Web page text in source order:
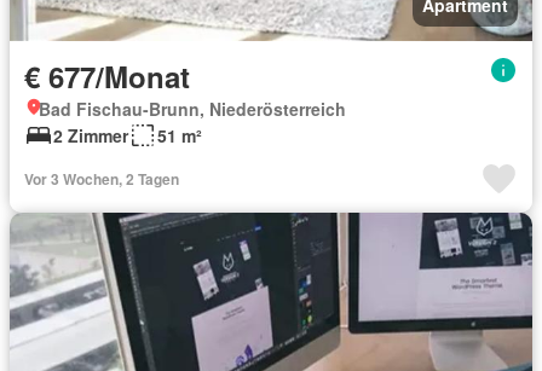
Apartment
€ 677/Monat
Bad Fischau-Brunn, Niederösterreich
2 Zimmer
51 m²
Vor 3 Wochen, 2 Tagen